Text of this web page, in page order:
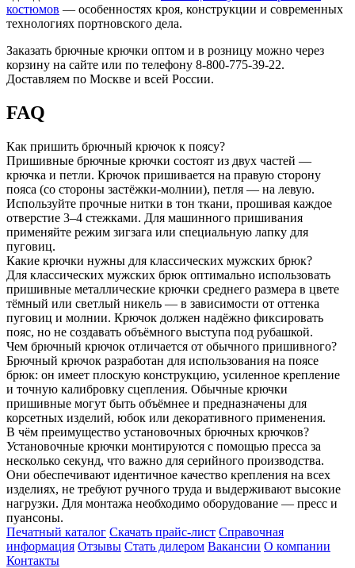
костюмов — особенностях кроя, конструкции и современных
технологиях портновского дела.
Заказать брючные крючки оптом и в розницу можно через
корзину на сайте или по телефону 8-800-775-39-22.
Доставляем по Москве и всей России.
FAQ
Как пришить брючный крючок к поясу?
Пришивные брючные крючки состоят из двух частей —
крючка и петли. Крючок пришивается на правую сторону
пояса (со стороны застёжки-молнии), петля — на левую.
Используйте прочные нитки в тон ткани, прошивая каждое
отверстие 3–4 стежками. Для машинного пришивания
применяйте режим зигзага или специальную лапку для
пуговиц.
Какие крючки нужны для классических мужских брюк?
Для классических мужских брюк оптимально использовать
пришивные металлические крючки среднего размера в цвете
тёмный или светлый никель — в зависимости от оттенка
пуговиц и молнии. Крючок должен надёжно фиксировать
пояс, но не создавать объёмного выступа под рубашкой.
Чем брючный крючок отличается от обычного пришивного?
Брючный крючок разработан для использования на поясе
брюк: он имеет плоскую конструкцию, усиленное крепление
и точную калибровку сцепления. Обычные крючки
пришивные могут быть объёмнее и предназначены для
корсетных изделий, юбок или декоративного применения.
В чём преимущество установочных брючных крючков?
Установочные крючки монтируются с помощью пресса за
несколько секунд, что важно для серийного производства.
Они обеспечивают идентичное качество крепления на всех
изделиях, не требуют ручного труда и выдерживают высокие
нагрузки. Для монтажа необходимо оборудование — пресс и
пуансоны.
Печатный каталог Скачать прайс-лист Справочная
информация Отзывы Стать дилером Вакансии О компании
Контакты